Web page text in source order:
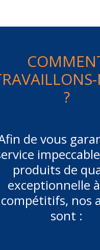
?
de vous
produits de
exceptionnelle
compétitifs, nos
sont :